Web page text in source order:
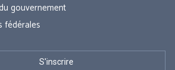
gouvernement
fédérales